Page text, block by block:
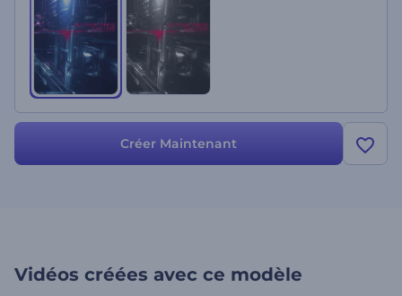
Créer Maintenant
Vidéos créées avec ce modèle